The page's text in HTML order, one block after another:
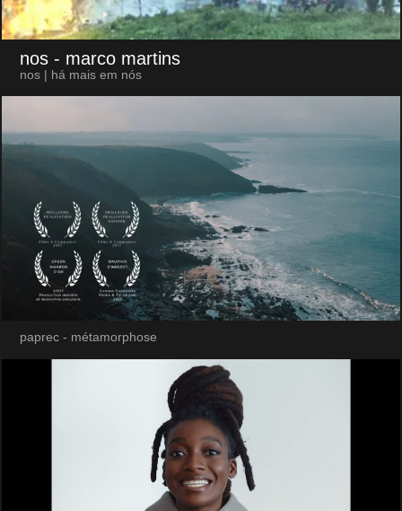
nos - marco martins
nos | há mais em nós
paprec - métamorphose